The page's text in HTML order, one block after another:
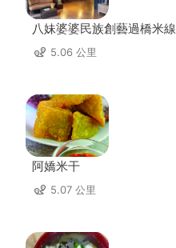
八妹婆婆民族創藝過橋米線
5.06 公里
阿嬌米干
5.07 公里